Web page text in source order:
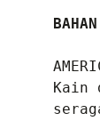
Kain